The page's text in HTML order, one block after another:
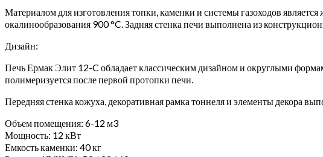
Материалом для изготовления топки, каменки и системы газоходов
окалинообразования 900 °C. Задняя стенка печи выполнена из
Дизайн:
Печь Ермак Элит 12-C обладает классическим дизайном и округлыми
полимеризуется после первой протопки печи.
Передняя стенка кожуха, декоративная рамка тоннеля и элементы декора
Объем помещения: 6-12 м3
Мощность: 12 кВт
Емкость каменки: 40 кг